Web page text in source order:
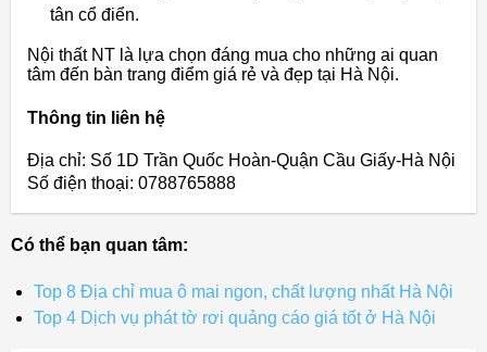
tân cổ điển.
Nội thất NT là lựa chọn đáng mua cho những ai quan
tâm đến bàn trang điểm giá rẻ và đẹp tại Hà Nội.
Thông tin liên hệ
Địa chỉ: Số 1D Trần Quốc Hoàn-Quận Cầu Giấy-Hà Nội
Số điện thoại: 0788765888
Có thể bạn quan tâm:
Top 8 Địa chỉ mua ô mai ngon, chất lượng nhất Hà Nội
Top 4 Dịch vụ phát tờ rơi quảng cáo giá tốt ở Hà Nội